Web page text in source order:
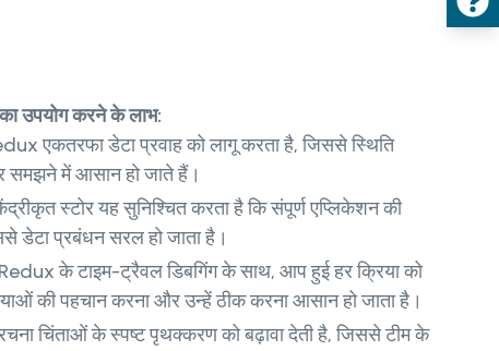
उपयोग करने के लाभ:
एकतरफा डेटा प्रवाह को लागू करता है, जिससे स्थिति
समझने में आसान हो जाते हैं।
स्टोर यह सुनिश्चित करता है कि संपूर्ण एप्लिकेशन की
डेटा प्रबंधन सरल हो जाता है।
Redux के टाइम-ट्रैवल डिबगिंग के साथ, आप हुई हर क्रिया को
की पहचान करना और उन्हें ठीक करना आसान हो जाता है।
चिंताओं के स्पष्ट पृथक्करण को बढ़ावा देती है, जिससे टीम के